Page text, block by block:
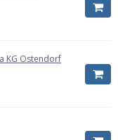
KG Ostendorf